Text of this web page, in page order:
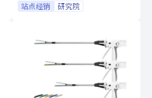
站点经销 研究院